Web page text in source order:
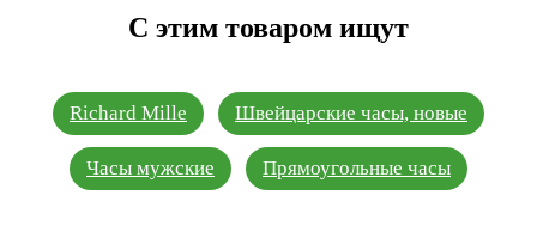
С этим товаром ищут
Richard Mille Швейцарские часы, новые
Часы мужские Прямоугольные часы